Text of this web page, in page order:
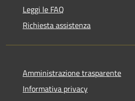
Leggi le FAQ
Richiesta assistenza
Amministrazione trasparente
Informativa privacy